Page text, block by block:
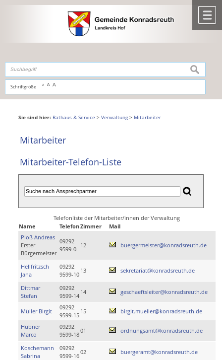
,zur Navigationoderzur Startseitespringen.
Schriftgröße A A A
suchen
Sie sind hier: Rathaus & Service > Verwaltung> Mitarbeiter
Mitarbeiter
Mitarbeiter-Telefon-Liste
Telefonliste der Mitarbeiter/innen der Verwaltung
Name
TelefonZimmer
Mail
Ploß Andreas
Erster
Bürgermeister
09292
9599-0
12 buergermeister@konradsreuth.de
Hellfritzsch
Jana
09292
9599-10
13 sekretariat@konradsreuth.de
Dittmar
Stefan
09292
9599-14
14 geschaeftsleiter@konradsreuth.de
Müller Birgit
09292
9599-15
15 birgit.mueller@konradsreuth.de
Hübner
Marco
09292
9599-18
01 ordnungsamt@konradsreuth.de
Koschemann
Sabrina
09292
9599-16
02 buergeramt@konradsreuth.de